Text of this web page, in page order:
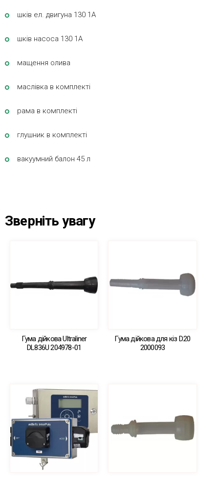
шків ел. двигуна 130 1A
шків насоса 130 1A
мащення олива
маслівка в комплекті
рама в комплекті
глушник в комплекті
вакуумний балон 45 л
Зверніть увагу
Гума дійкова Ultraliner
DL836U 204978-01
Гума дійкова для кіз D.20
2000093